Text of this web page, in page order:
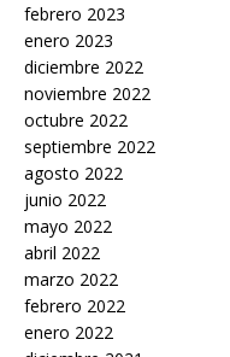
febrero 2023
enero 2023
diciembre 2022
noviembre 2022
octubre 2022
septiembre 2022
agosto 2022
junio 2022
mayo 2022
abril 2022
marzo 2022
febrero 2022
enero 2022